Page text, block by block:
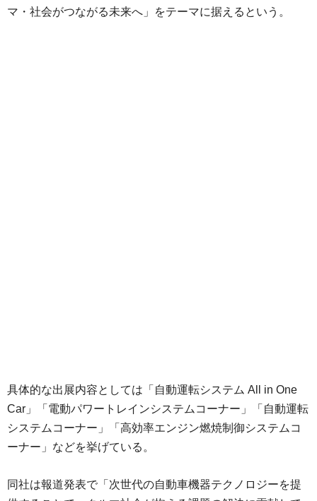
マ・社会がつながる未来へ」をテーマに据えるという。
具体的な出展内容としては「自動運転システム All in One
Car」「電動パワートレインシステムコーナー」「自動運転
システムコーナー」「高効率エンジン燃焼制御システムコ
ーナー」などを挙げている。
同社は報道発表で「次世代の自動車機器テクノロジーを提